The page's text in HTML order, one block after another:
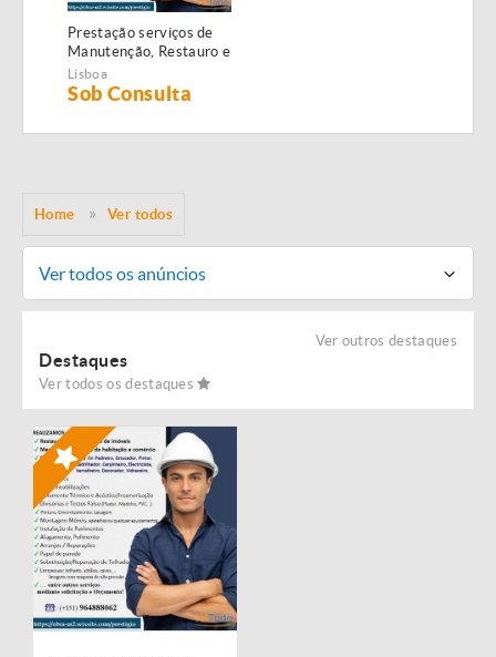
Prestação serviços de
Manutenção, Restauro e
Remodelação de
imóveis!
Lisboa
Sob Consulta
Home Ver todos
Ver todos os anúncios
Ver outros destaques
Destaques
Ver todos os destaques